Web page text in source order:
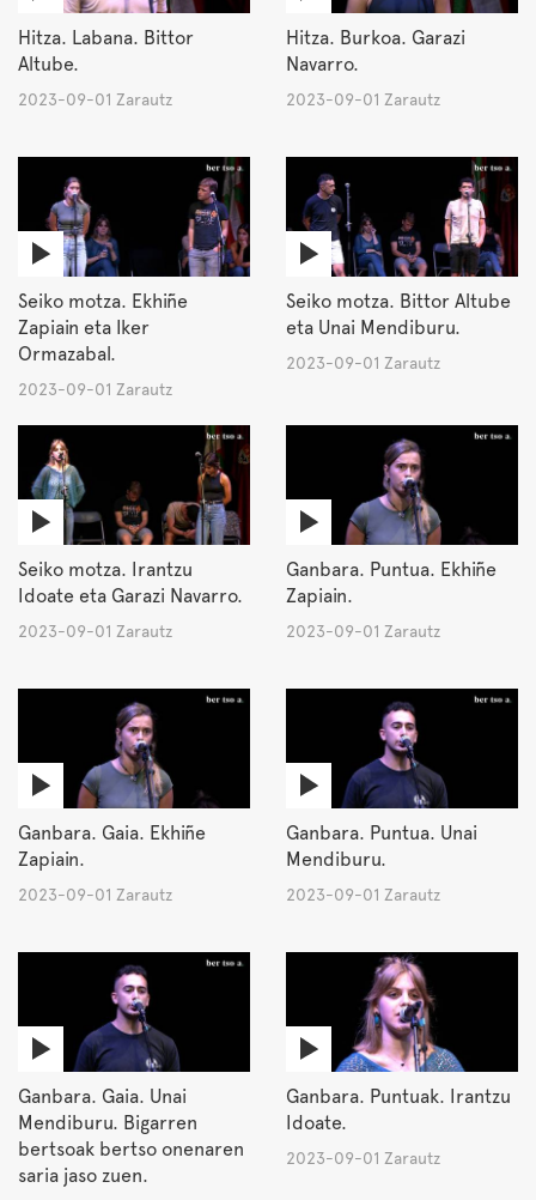
Hitza. Labana. Bittor
Altube.
2023-09-01 Zarautz
Hitza. Burkoa. Garazi
Navarro.
2023-09-01 Zarautz
Seiko motza. Ekhiñe
Zapiain eta Iker
Ormazabal.
2023-09-01 Zarautz
Seiko motza. Bittor Altube
eta Unai Mendiburu.
2023-09-01 Zarautz
Seiko motza. Irantzu
Idoate eta Garazi Navarro.
2023-09-01 Zarautz
Ganbara. Puntua. Ekhiñe
Zapiain.
2023-09-01 Zarautz
Ganbara. Gaia. Ekhiñe
Zapiain.
2023-09-01 Zarautz
Ganbara. Puntua. Unai
Mendiburu.
2023-09-01 Zarautz
Ganbara. Gaia. Unai
Mendiburu. Bigarren
bertsoak bertso onenaren
saria jaso zuen.
Ganbara. Puntuak. Irantzu
Idoate.
2023-09-01 Zarautz